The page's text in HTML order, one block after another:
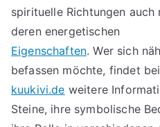
spirituelle Richtungen
deren energetischen
Eigenschaften. Wer sich
befassen möchte, findet
kuukivi.de weitere
Steine, ihre symbolische